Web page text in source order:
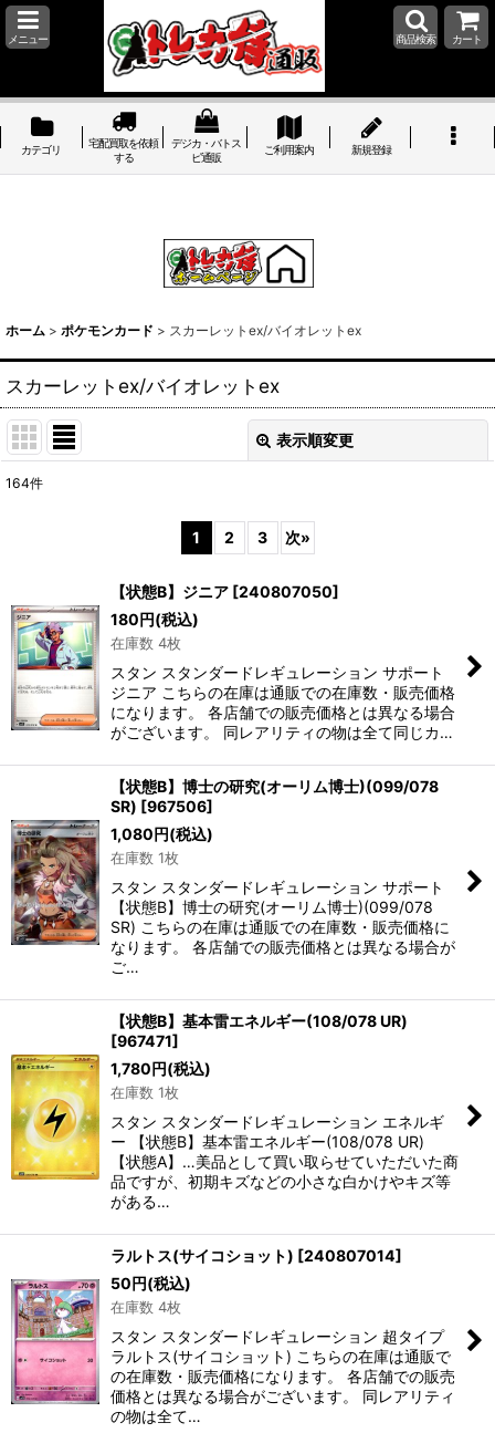
メニュー 商品検索 カート
カテゴリ
宅配買取を依頼
する
デジカ・バトス
ピ通販
ご利用案内 新規登録
ホーム > ポケモンカード > スカーレットex/バイオレットex
スカーレットex/バイオレットex
表示順変更
164件
1 2 3 次»
【状態B】ジニア [240807050]
180円(税込)
在庫数 4枚
スタン スタンダードレギュレーション サポート
ジニア こちらの在庫は通販での在庫数・販売価格
になります。 各店舗での販売価格とは異なる場合
がございます。 同レアリティの物は全て同じカ…
【状態B】博士の研究(オーリム博士)(099/078
SR) [967506]
1,080円(税込)
在庫数 1枚
スタン スタンダードレギュレーション サポート
【状態B】博士の研究(オーリム博士)(099/078
SR) こちらの在庫は通販での在庫数・販売価格に
なります。 各店舗での販売価格とは異なる場合が
ご…
【状態B】基本雷エネルギー(108/078 UR)
[967471]
1,780円(税込)
在庫数 1枚
スタン スタンダードレギュレーション エネルギ
ー 【状態B】基本雷エネルギー(108/078 UR)
【状態A】…美品として買い取らせていただいた商
品ですが、初期キズなどの小さな白かけやキズ等
がある…
ラルトス(サイコショット) [240807014]
50円(税込)
在庫数 4枚
スタン スタンダードレギュレーション 超タイプ
ラルトス(サイコショット) こちらの在庫は通販で
の在庫数・販売価格になります。 各店舗での販売
価格とは異なる場合がございます。 同レアリティ
の物は全て…